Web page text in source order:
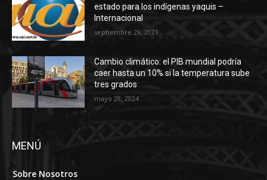
estado para los indígenas yaquis –
Internacional
septiembre 29, 2021
Cambio climático: el PIB mundial podría
caer hasta un 10% si la temperatura sube
tres grados
mayo 28, 2024
MENÚ
Sobre Nosotros